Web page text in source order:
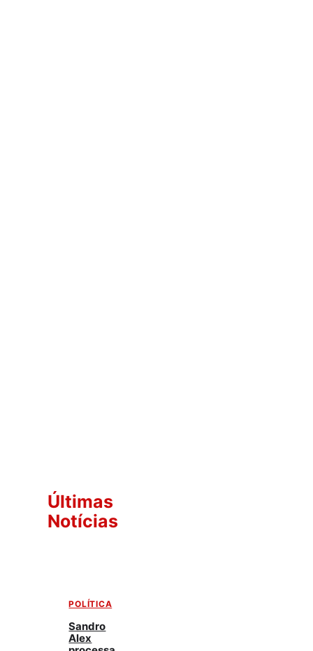
Últimas
Notícias
POLÍTICA
Sandro
Alex